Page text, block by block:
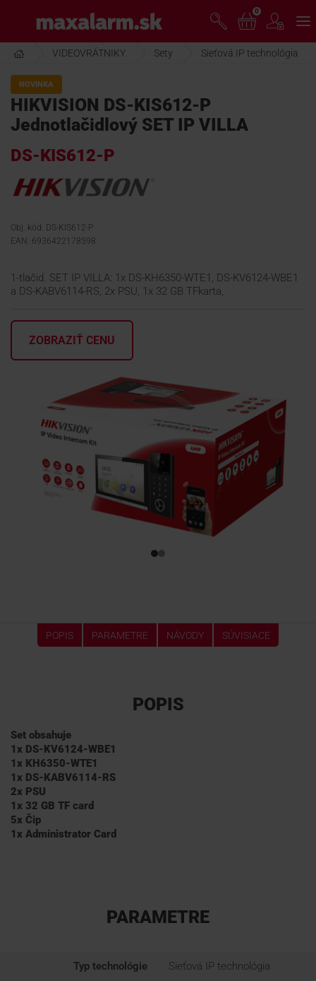
hlavnému
obsahu
www.maxalarm.sk
AKCIA MESIACA
PRODUKTY
PODPORA
KONTAKTY
0
VIDEOVRÁTNIKY Sety Sieťová IP technológia
NOVINKA
HIKVISION DS-KIS612-P
Jednotlačidlový SET IP VILLA
DS-KIS612-P
Obj. kód: DS-KIS612-P
EAN: 6936422178598
1-tlačid. SET IP VILLA: 1x DS-KH6350-WTE1, DS-KV6124-WBE1
a DS-KABV6114-RS, 2x PSU, 1x 32 GB TFkarta,
ZOBRAZIŤ CENU
POPIS PARAMETRE NÁVODY SÚVISIACE
POPIS
Set obsahuje
1x DS-KV6124-WBE1
1x KH6350-WTE1
1x DS-KABV6114-RS
2x PSU
1x 32 GB TF card
5x Čip
1x Administrator Card
PARAMETRE
Typ technológie Sieťová IP technológia